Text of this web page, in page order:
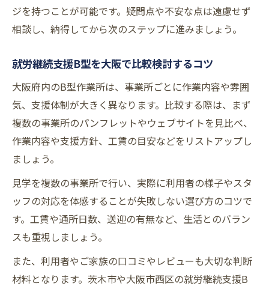
体験や見学を踏まえたB型選択の進め方
就労継続支援B型の見学体験で確認すべきこ
B型作業所見学時のチェックリストと感想整
理法
実際の利用体験から分かるB型作業所の特徴
B型作業所比較で大切なチェックポイント
就労継続支援B型作業所比較で注目すべき点
B型作業所の工賃や支援内容を比較するコツ
就労継続支援B型の地域差や事業所差を知る
方法
ジを持つことが可能です。疑問点や不安な点は遠慮せず
相談し、納得してから次のステップに進みましょう。
就労継続支援B型を大阪で比較検討するコツ
大阪府内のB型作業所は、事業所ごとに作業内容や雰囲
気、支援体制が大きく異なります。比較する際は、まず
複数の事業所のパンフレットやウェブサイトを見比べ、
作業内容や支援方針、工賃の目安などをリストアップし
ましょう。
見学を複数の事業所で行い、実際に利用者の様子やスタ
ッフの対応を体感することが失敗しない選び方のコツで
す。工賃や通所日数、送迎の有無など、生活とのバラン
スも重視しましょう。
また、利用者やご家族の口コミやレビューも大切な判断
材料となります。茨木市や大阪市西区の就労継続支援B